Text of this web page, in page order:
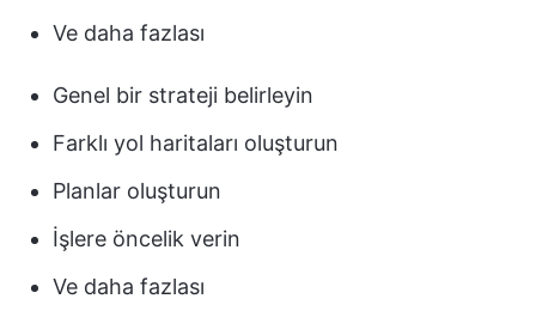
Ve daha fazlası
Genel bir strateji belirleyin
Farklı yol haritaları oluşturun
Planlar oluşturun
İşlere öncelik verin
Ve daha fazlası